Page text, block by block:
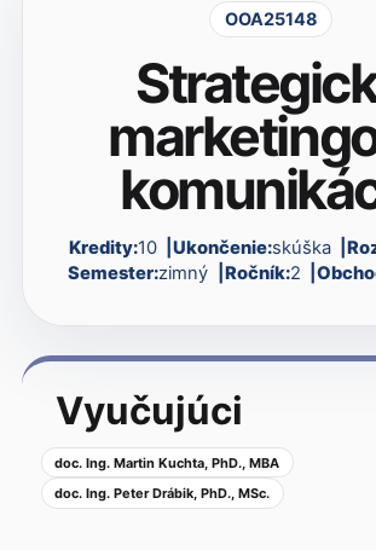
OOA25148
Kredity:10 Ukončenie:skúška
Semester:zimný Ročník:2
Vyučujúci
doc. Ing. Martin Kuchta, PhD., MBA
doc. Ing. Peter Drábik, PhD., MSc.